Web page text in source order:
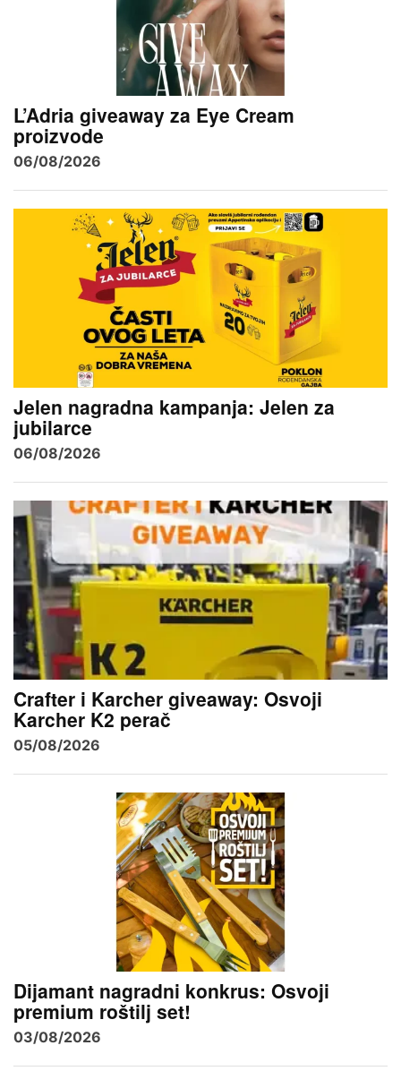
L’Adria giveaway za Eye Cream
proizvode
06/08/2026
Jelen nagradna kampanja: Jelen za
jubilarce
06/08/2026
Crafter i Karcher giveaway: Osvoji
Karcher K2 perač
05/08/2026
Dijamant nagradni konkrus: Osvoji
premium roštilj set!
03/08/2026